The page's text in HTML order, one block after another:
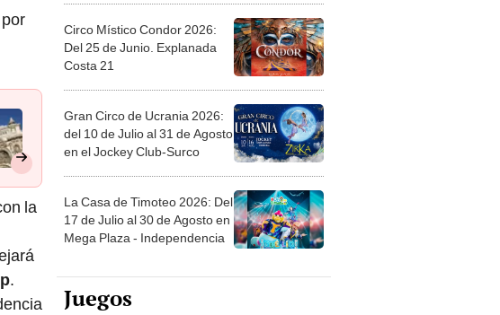
la
.
Circo Místico Condor 2026:
Del 25 de Junio. Explanada
Costa 21
Gran Circo de Ucrania 2026:
del 10 de Julio al 31 de Agosto
en el Jockey Club-Surco
La Casa de Timoteo 2026: Del
17 de Julio al 30 de Agosto en
Mega Plaza - Independencia
Juegos